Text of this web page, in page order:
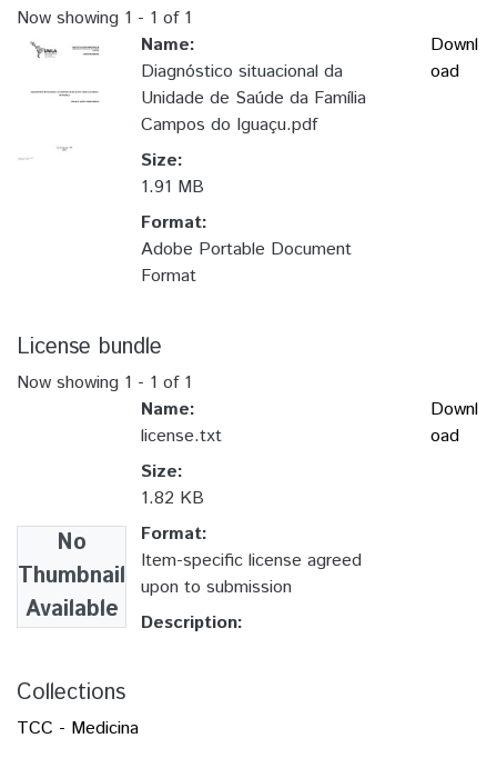
Now showing 1 - 1 of 1
Name:
Diagnóstico situacional da
Unidade de Saúde da Família
Campos do Iguaçu.pdf
Size:
1.91 MB
Format:
Adobe Portable Document
Format
Downl
oad
License bundle
Now showing 1 - 1 of 1
No
Thumbnail
Available
Name:
license.txt
Size:
1.82 KB
Format:
Item-specific license agreed
upon to submission
Description:
Downl
oad
Collections
TCC - Medicina